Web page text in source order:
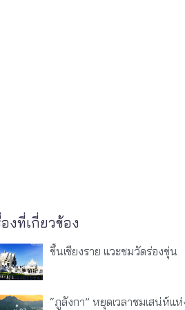
องที่เกี่ยวข้อง
ขึ้นเชียงราย แวะชมวัดร่องขุ่น
“ภูลังกา” หยุดเวลาชมเสน่ห์แ